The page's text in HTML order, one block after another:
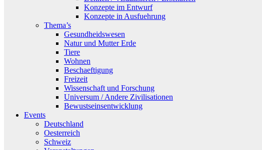
Konzepte im Entwurf
Konzepte in Ausfuehrung
Thema’s
Gesundheidswesen
Natur und Mutter Erde
Tiere
Wohnen
Beschaeftigung
Freizeit
Wissenschaft und Forschung
Universum / Andere Zivilisationen
Bewustseinsentwicklung
Events
Deutschland
Oesterreich
Schweiz